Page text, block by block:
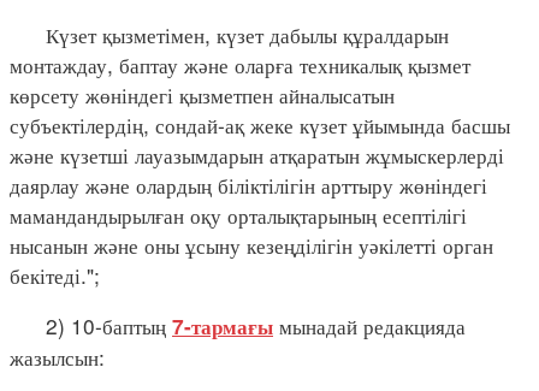
Күзет қызметімен, күзет дабылы құралдарын
монтаждау, баптау және оларға техникалық қызмет
көрсету жөніндегі қызметпен айналысатын
субъектілердің, сондай-ақ жеке күзет ұйымында басшы
және күзетші лауазымдарын атқаратын жұмыскерлерді
даярлау және олардың біліктілігін арттыру жөніндегі
мамандандырылған оқу орталықтарының есептілігі
нысанын және оны ұсыну кезеңділігін уәкілетті орган
бекітеді.";
2) 10-баптың 7-тармағы мынадай редакцияда
жазылсын: